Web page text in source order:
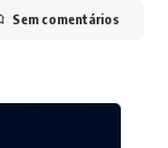
Sem comentários